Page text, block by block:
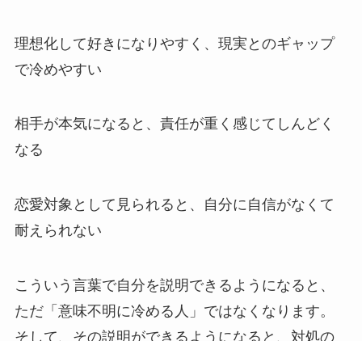
理想化して好きになりやすく、現実とのギャップ
で冷めやすい
相手が本気になると、責任が重く感じてしんどく
なる
恋愛対象として見られると、自分に自信がなくて
耐えられない
こういう言葉で自分を説明できるようになると、
ただ「意味不明に冷める人」ではなくなります。
そして、その説明ができるようになると、対処の